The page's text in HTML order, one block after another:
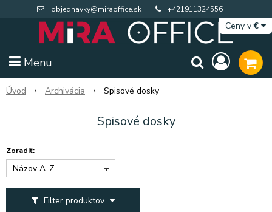
objednavky@miraoffice.sk +421911324556
Menu
Ceny v€
Úvod Archivácia Spisové dosky
Spisové dosky
Filter produktov
Zoradiť:
Názov A-Z